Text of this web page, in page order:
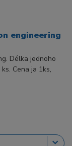
engineering
Délka jednoho
Cena ja 1ks,